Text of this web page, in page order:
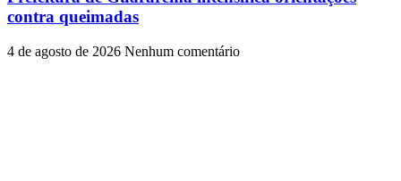
contra queimadas
4 de agosto de 2026 Nenhum comentário